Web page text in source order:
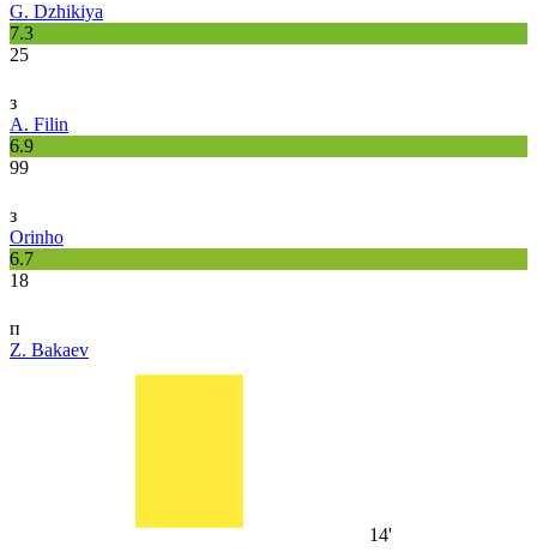
G. Dzhikiya
7.3
25
з
A. Filin
6.9
99
з
Orinho
6.7
18
п
Z. Bakaev
14'